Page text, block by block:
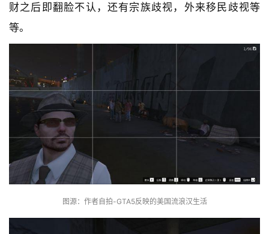
财之后即翻脸不认，还有宗族歧视，外来移民歧视等
等。
图源：作者自拍-GTA5反映的美国流浪汉生活